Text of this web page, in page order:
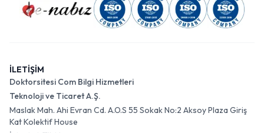
İLETİŞİM
Doktorsitesi Com Bilgi Hizmetleri
Teknoloji ve Ticaret A.Ş.
Maslak Mah. Ahi Evran Cd. A.O.S 55 Sokak No:2 Aksoy Plaza Giriş
Kat Kolektif House